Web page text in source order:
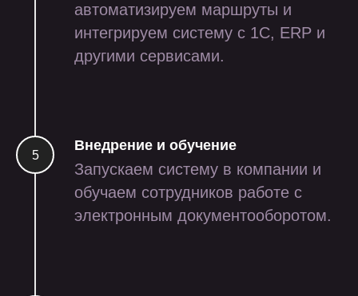
автоматизируем маршруты и
интегрируем систему с 1С, ERP и
другими сервисами.
Внедрение и обучение
Запускаем систему в компании и
обучаем сотрудников работе с
электронным документооборотом.
ритейл
iot
приложение для сборки
заказов на маркетплейсы
через тсд и смартфон